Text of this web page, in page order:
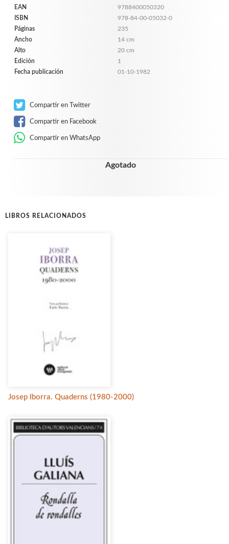
EAN
9788400050320
ISBN
978-84-00-05032-0
Páginas
235
Ancho
14 cm
Alto
20 cm
Edición
1
Fecha publicación
01-10-1982
Compartir en Twitter
Compartir en Facebook
Compartir en WhatsApp
Agotado
LIBROS RELACIONADOS
Josep Iborra. Quaderns (1980-2000)